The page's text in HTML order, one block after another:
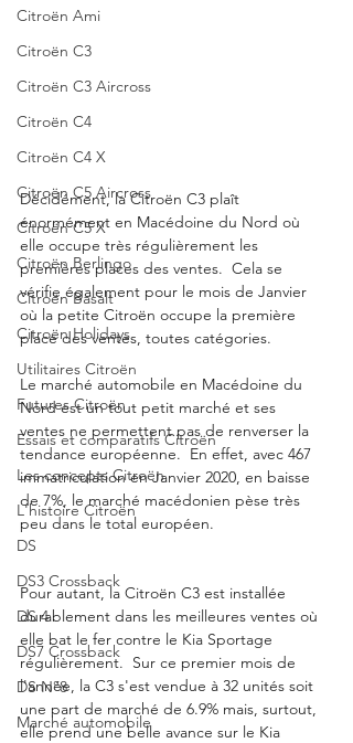
Citroën Ami
Citroën C3
Citroën C3 Aircross
Citroën C4
Citroën C4 X
Citroën C5 Aircross
Citroën C5 X
Citroën Berlingo
Citroën Basalt
Citroën Holidays
Utilitaires Citroën
Futures Citroën
Essais et comparatifs Citroën
Les concepts Citroën
L'histoire Citroën
DS
DS3 Crossback
DS 4
DS7 Crossback
DS N°8
Marché automobile
Décidément, la Citroën C3 plaît
énormément en Macédoine du Nord où
elle occupe très régulièrement les
premières places des ventes.  Cela se
vérifie également pour le mois de Janvier
où la petite Citroën occupe la première
place des ventes, toutes catégories.
Le marché automobile en Macédoine du
Nord est un tout petit marché et ses
ventes ne permettent pas de renverser la
tendance européenne.  En effet, avec 467
immatriculation en Janvier 2020, en baisse
de 7%, le marché macédonien pèse très
peu dans le total européen.
Pour autant, la Citroën C3 est installée
durablement dans les meilleures ventes où
elle bat le fer contre le Kia Sportage
régulièrement.  Sur ce premier mois de
l'année, la C3 s'est vendue à 32 unités soit
une part de marché de 6.9% mais, surtout,
elle prend une belle avance sur le Kia